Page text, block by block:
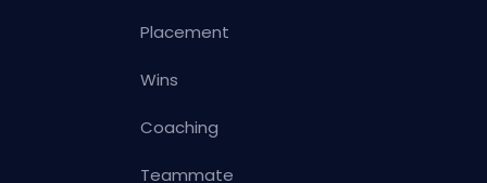
Placement
Wins
Coaching
Teammate